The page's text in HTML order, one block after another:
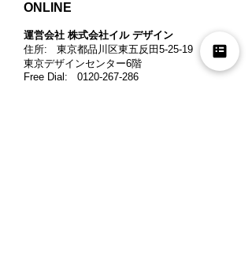
ONLINE
運営会社 株式会社イル デザイン​
住所: 東京都品川区東五反田5-25-19
東京デザインセンター6階
Free Dial: 0120-267-286